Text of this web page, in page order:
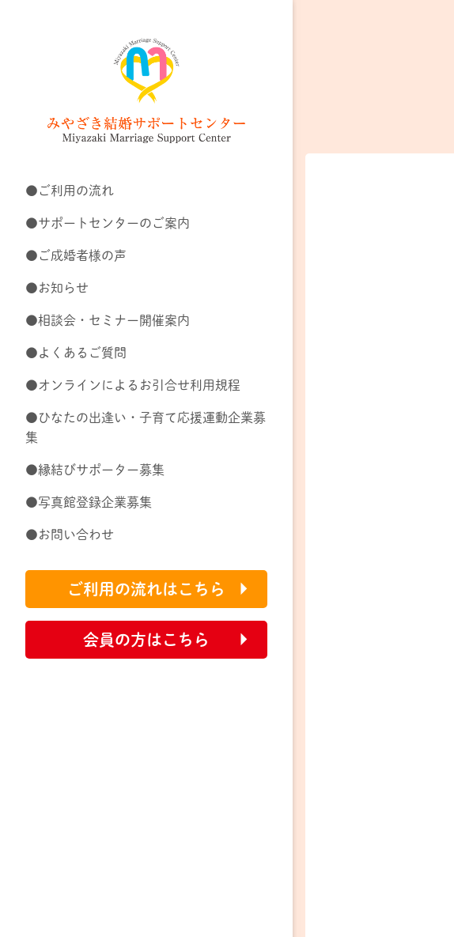
●ご利用の流れ
●サポートセンターのご案内
●ご成婚者様の声
●お知らせ
●相談会・セミナー開催案内
●よくあるご質問
●オンラインによるお引合せ利用規程
●ひなたの出逢い・子育て応援運動企業募
集
●縁結びサポーター募集
●写真館登録企業募集
●お問い合わせ
ご利用の流れはこちら
会員の方はこちら